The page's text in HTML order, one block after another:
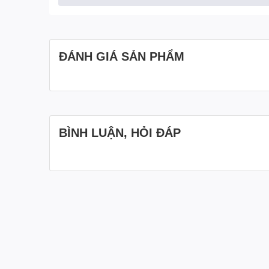
lại trải nghiệm xem đồng đều và chất lượng màu sắc
ĐÁNH GIÁ SẢN PHẨM
BÌNH LUẬN, HỎI ĐÁP